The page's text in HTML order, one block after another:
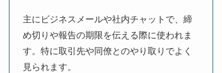
主にビジネスメールや社内チャットで、締
め切りや報告の期限を伝える際に使われま
す。特に取引先や同僚とのやり取りでよく
見られます。